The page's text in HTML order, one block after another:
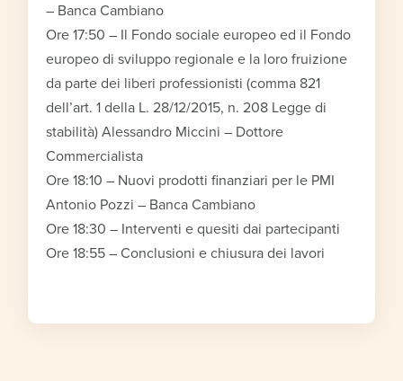
– Banca Cambiano
Ore 17:50 – Il Fondo sociale europeo ed il Fondo
europeo di sviluppo regionale e la loro fruizione
da parte dei liberi professionisti (comma 821
dell’art. 1 della L. 28/12/2015, n. 208 Legge di
stabilità) Alessandro Miccini – Dottore
Commercialista
Ore 18:10 – Nuovi prodotti finanziari per le PMI
Antonio Pozzi – Banca Cambiano
Ore 18:30 – Interventi e quesiti dai partecipanti
Ore 18:55 – Conclusioni e chiusura dei lavori